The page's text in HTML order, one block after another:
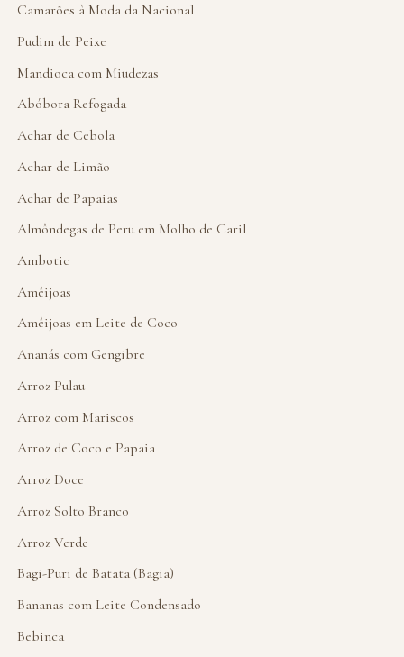
Camarões à Moda da Nacional
Pudim de Peixe
Mandioca com Miudezas
Abóbora Refogada
Achar de Cebola
Achar de Limão
Achar de Papaias
Almôndegas de Peru em Molho de Caril
Ambotic
Amêijoas
Amêijoas em Leite de Coco
Ananás com Gengibre
Arroz Pulau
Arroz com Mariscos
Arroz de Coco e Papaia
Arroz Doce
Arroz Solto Branco
Arroz Verde
Bagi-Puri de Batata (Bagia)
Bananas com Leite Condensado
Bebinca